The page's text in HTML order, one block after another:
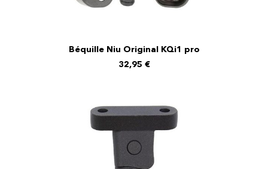
Béquille Niu Original KQi1 pro
32,95 €